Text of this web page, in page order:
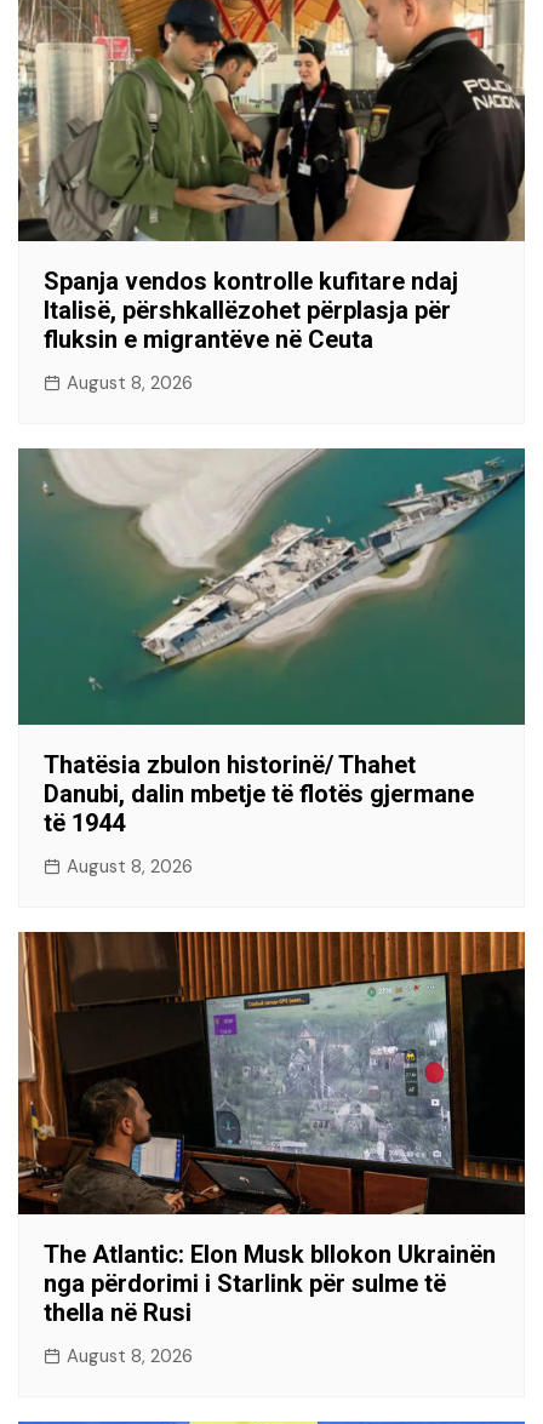
Spanja vendos kontrolle kufitare ndaj
Italisë, përshkallëzohet përplasja për
fluksin e migrantëve në Ceuta
August 8, 2026
Thatësia zbulon historinë/ Thahet
Danubi, dalin mbetje të flotës gjermane
të 1944
August 8, 2026
The Atlantic: Elon Musk bllokon Ukrainën
nga përdorimi i Starlink për sulme të
thella në Rusi
August 8, 2026